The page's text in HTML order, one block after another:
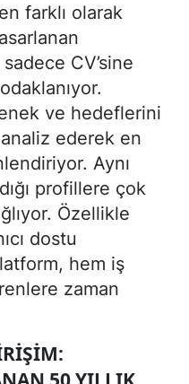
farklı olarak
CV’sine
ve hedeflerini
analiz ederek en
Aynı
profillere çok
Özellikle
dostu
hem iş
zaman